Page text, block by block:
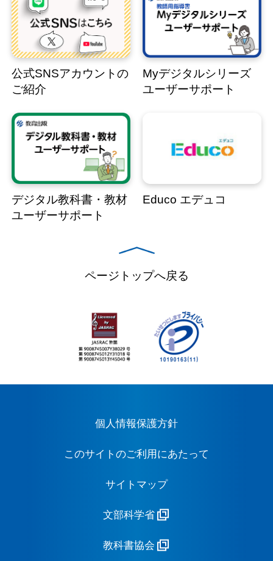
公式SNSアカウントの
ご紹介
Myデジタルシリーズ
ユーザーサポート
デジタル教科書・教材
ユーザーサポート
Educo エデュコ
ページトップへ戻る
個人情報保護方針
このサイトのご利用にあたって
サイトマップ
文部科学省
教科書協会